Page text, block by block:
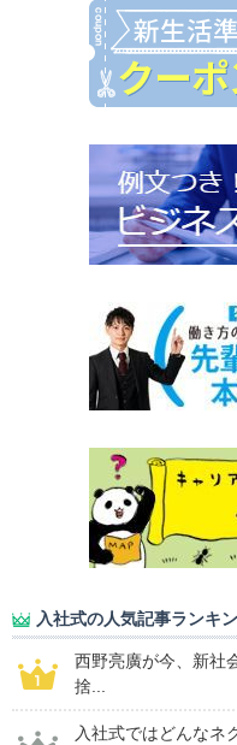
入社式の人気記事ランキ
西野亮廣が今、新
捨...
入社式ではどんなネ